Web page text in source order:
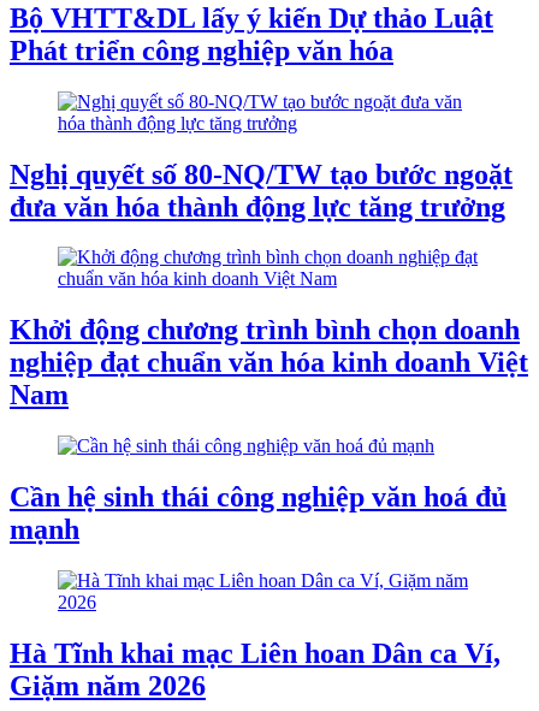
Bộ VHTT&DL lấy ý kiến Dự thảo Luật
Phát triển công nghiệp văn hóa
Nghị quyết số 80-NQ/TW tạo bước ngoặt
đưa văn hóa thành động lực tăng trưởng
Khởi động chương trình bình chọn doanh
nghiệp đạt chuẩn văn hóa kinh doanh Việt
Nam
Cần hệ sinh thái công nghiệp văn hoá đủ
mạnh
Hà Tĩnh khai mạc Liên hoan Dân ca Ví,
Giặm năm 2026